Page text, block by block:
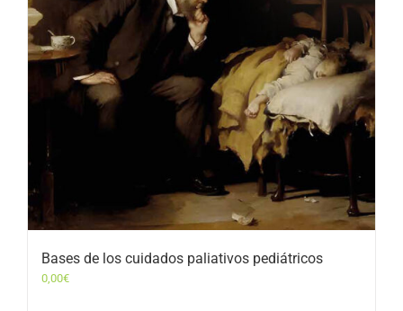
Bases de los cuidados paliativos pediátricos
0,00€